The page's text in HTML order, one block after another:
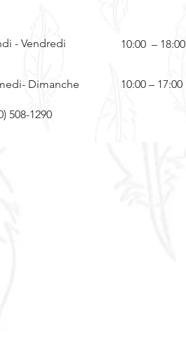
- Vendredi 10:00 – 18:00
Dimanche 10:00 – 17:00
508-1290